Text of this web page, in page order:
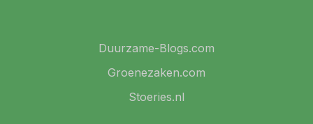
Duurzame-Blogs.com
Groenezaken.com
Stoeries.nl